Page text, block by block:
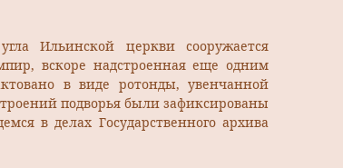
Ильинской церкви сооружается
вскоре надстроенная еще одним
в виде ротонды, увенчанной
подворья были зафиксированы
в делах Государственного архива